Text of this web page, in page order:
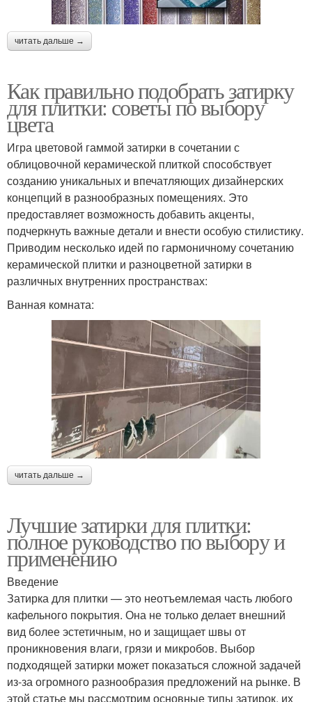
читать дальше →
Как правильно подобрать затирку
для плитки: советы по выбору
цвета
Игра цветовой гаммой затирки в сочетании с
облицовочной керамической плиткой способствует
созданию уникальных и впечатляющих дизайнерских
концепций в разнообразных помещениях. Это
предоставляет возможность добавить акценты,
подчеркнуть важные детали и внести особую стилистику.
Приводим несколько идей по гармоничному сочетанию
керамической плитки и разноцветной затирки в
различных внутренних пространствах:
Ванная комната:
читать дальше →
Лучшие затирки для плитки:
полное руководство по выбору и
применению
Введение
Затирка для плитки — это неотъемлемая часть любого
кафельного покрытия. Она не только делает внешний
вид более эстетичным, но и защищает швы от
проникновения влаги, грязи и микробов. Выбор
подходящей затирки может показаться сложной задачей
из-за огромного разнообразия предложений на рынке. В
этой статье мы рассмотрим основные типы затирок, их